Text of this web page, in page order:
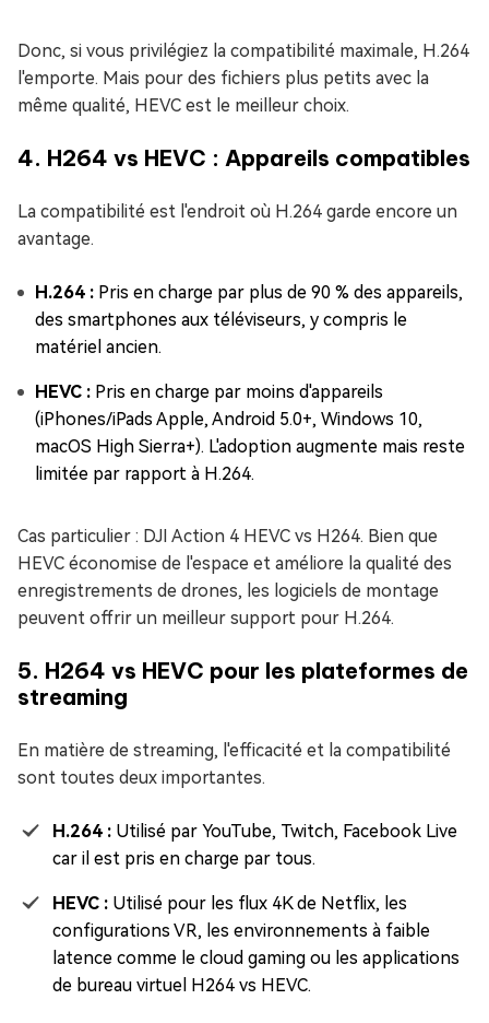
Donc, si vous privilégiez la compatibilité maximale, H.264
l'emporte. Mais pour des fichiers plus petits avec la
même qualité, HEVC est le meilleur choix.
4. H264 vs HEVC : Appareils compatibles
La compatibilité est l'endroit où H.264 garde encore un
avantage.
H.264 : Pris en charge par plus de 90 % des appareils,
des smartphones aux téléviseurs, y compris le
matériel ancien.
HEVC : Pris en charge par moins d'appareils
(iPhones/iPads Apple, Android 5.0+, Windows 10,
macOS High Sierra+). L'adoption augmente mais reste
limitée par rapport à H.264.
Cas particulier : DJI Action 4 HEVC vs H264. Bien que
HEVC économise de l'espace et améliore la qualité des
enregistrements de drones, les logiciels de montage
peuvent offrir un meilleur support pour H.264.
5. H264 vs HEVC pour les plateformes de
streaming
En matière de streaming, l'efficacité et la compatibilité
sont toutes deux importantes.
H.264 : Utilisé par YouTube, Twitch, Facebook Live
car il est pris en charge par tous.
HEVC : Utilisé pour les flux 4K de Netflix, les
configurations VR, les environnements à faible
latence comme le cloud gaming ou les applications
de bureau virtuel H264 vs HEVC.